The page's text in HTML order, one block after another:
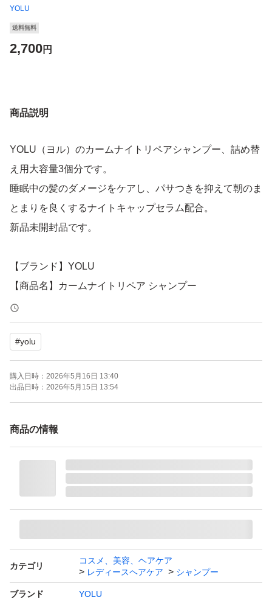
YOLU
送料無料
2,700円
商品説明
YOLU（ヨル）のカームナイトリペアシャンプー、詰め替
え用大容量3個分です。
睡眠中の髪のダメージをケアし、パサつきを抑えて朝のま
とまりを良くするナイトキャップセラム配合。
新品未開封品です。
【ブランド】YOLU
【商品名】カームナイトリペア シャンプー
【容量】通常品の3個分（大容量）
【商品の状態】未使用
【カラー】ブルー系
よろしくお願いいたします。
YOLU カームナイトリペア シャンプー 詰め替え 1100ml×
1個
本体/詰め替え：詰め替え
ヘアタイプ：ダメージヘア
仕上がり：しっとり
個数：1.0 個
セット/単品：単品
#yolu
購入日時： 2026年5月16日 13:40
出品日時： 2026年5月15日 13:54
商品の情報
カテゴリ
コスメ、美容、ヘアケア
レディースヘアケア
シャンプー
ブランド YOLU